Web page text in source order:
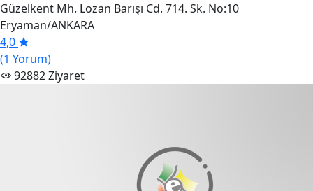
Güzelkent Mh. Lozan Barışı Cd. 714. Sk. No:10
Eryaman/ANKARA
4,0
(1 Yorum)
92882 Ziyaret